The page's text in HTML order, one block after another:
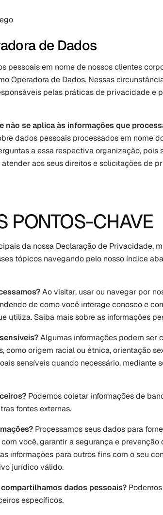
de Dados
pessoais em nome de nossos clientes
Operadora de Dados. Nessas
pelas práticas de privacidade e
não se aplica às informações que
dados pessoais processados em nome
a essa respectiva organização, pois
aos seus direitos e solicitações de
PONTOS-CHAVE
da nossa Declaração de Privacidade,
tópicos navegando pelo nosso índice
Ao visitar, usar ou navegar por
de como você interage conosco e
utiliza. Saiba mais sobre as informações
Algumas informações podem ser
como origem racial ou étnica, orientação
sensíveis quando necessário, mediante
Podemos coletar informações de
fontes externas.
Processamos seus dados para
você, garantir a segurança e
informações para outros fins com o seu
jurídico válido.
dados pessoais?
específicos.